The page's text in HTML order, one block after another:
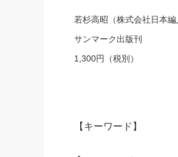
若杉高昭（株式会社日本
サンマーク出版刊
1,300円（税別）
【キーワード】